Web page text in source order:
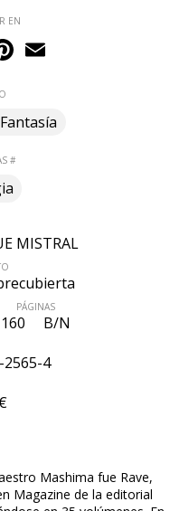
EN
Pinterest
#
MISTRAL
PÁGINAS
160 B/N
4
Mashima fue Rave,
Magazine de la editorial